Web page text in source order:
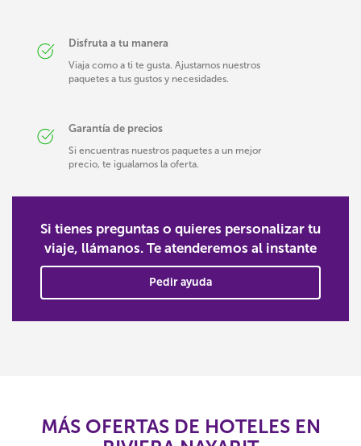
Disfruta a tu manera
Viaja como a ti te gusta. Ajustamos nuestros
paquetes a tus gustos y necesidades.
Garantía de precios
Si encuentras nuestros paquetes a un mejor
precio, te igualamos la oferta.
Si tienes preguntas o quieres personalizar tu
viaje, llámanos. Te atenderemos al instante
Pedir ayuda
MÁS OFERTAS DE HOTELES EN